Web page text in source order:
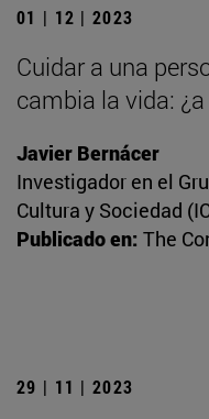
01 | 12 | 2023
Cuidar a una
cambia la vida:
Javier Bernácer
Investigador en el
Cultura y Sociedad
Publicado en: The
29 | 11 | 2023